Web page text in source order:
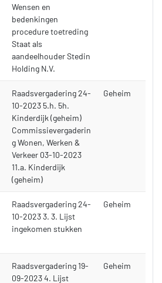
Wensen en
bedenkingen
procedure toetreding
Staat als
aandeelhouder Stedin
Holding N.V.
Raadsvergadering 24-
10-2023 5.h. 5h.
Kinderdijk (geheim)
Commissievergaderin
g Wonen, Werken &
Verkeer 03-10-2023
11.a. Kinderdijk
(geheim)
Geheim
Raadsvergadering 24-
10-2023 3. 3. Lijst
ingekomen stukken
Geheim
Raadsvergadering 19-
09-2023 4. Lijst
Geheim